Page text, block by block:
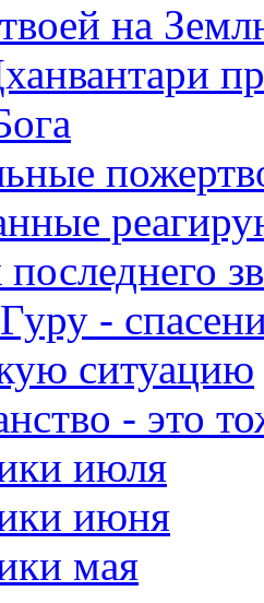
на
-
ситуацию
- это
июля
июня
мая